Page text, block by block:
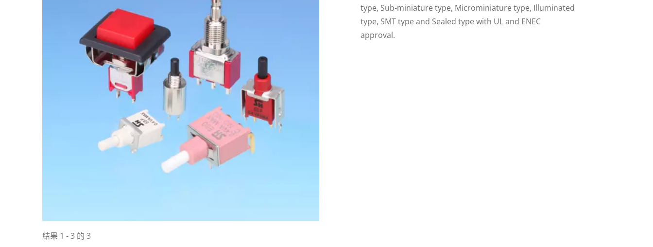
type, Sub-miniature type, Microminiature type, Illuminated
type, SMT type and Sealed type with UL and ENEC
approval.
結果 1 - 3 的 3